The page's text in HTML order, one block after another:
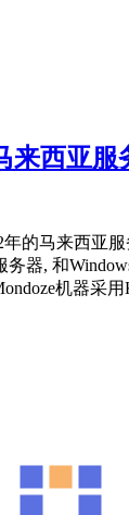
来西亚服
年的马来西亚
器, 和
机器